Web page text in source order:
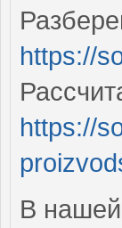
https://
https://
В нашей